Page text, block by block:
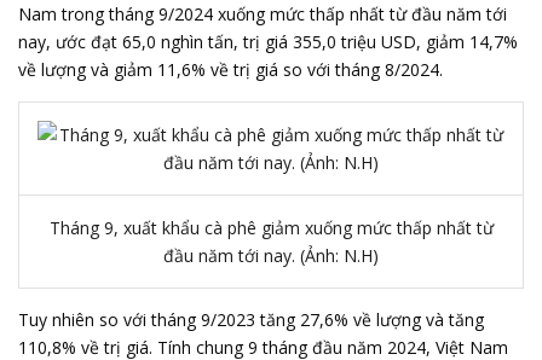
Nam trong tháng 9/2024 xuống mức thấp nhất từ đầu năm tới
nay, ước đạt 65,0 nghìn tấn, trị giá 355,0 triệu USD, giảm 14,7%
về lượng và giảm 11,6% về trị giá so với tháng 8/2024.
Tháng 9, xuất khẩu cà phê giảm xuống mức thấp nhất từ
đầu năm tới nay. (Ảnh: N.H)
Tuy nhiên so với tháng 9/2023 tăng 27,6% về lượng và tăng
110,8% về trị giá. Tính chung 9 tháng đầu năm 2024, Việt Nam